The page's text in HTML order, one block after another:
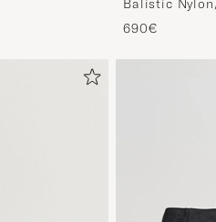
Balistic
690€